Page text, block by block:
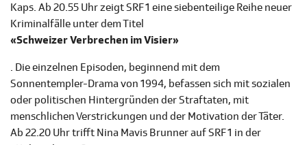
Kaps. Ab 20.55 Uhr zeigt SRF 1 eine siebenteilige Reihe neuer
Kriminalfälle unter dem Titel
«Schweizer Verbrechen im Visier»
. Die einzelnen Episoden, beginnend mit dem
Sonnentempler-Drama von 1994, befassen sich mit sozialen
oder politischen Hintergründen der Straftaten, mit
menschlichen Verstrickungen und der Motivation der Täter.
Ab 22.20 Uhr trifft Nina Mavis Brunner auf SRF 1 in der